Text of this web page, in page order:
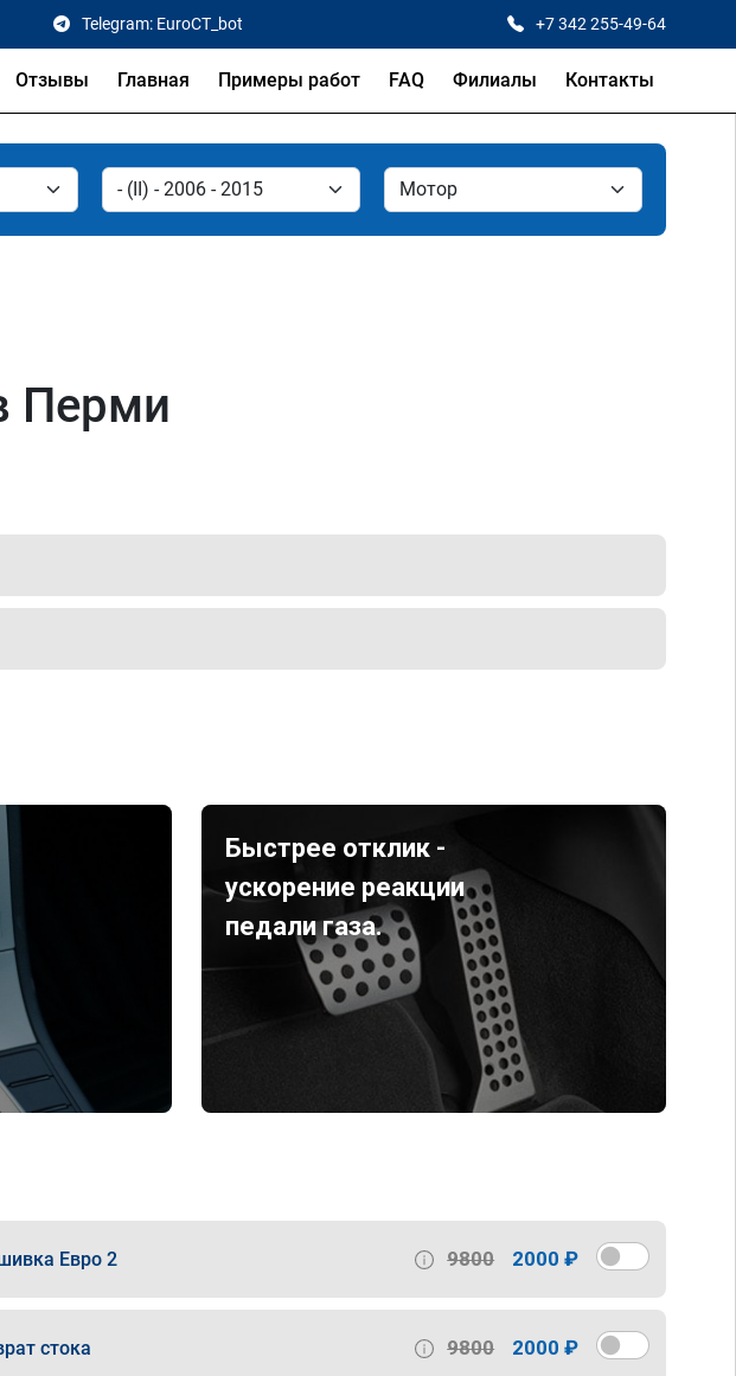
Telegram: EuroCT_bot +7 342 255-49-64
Отзывы Главная Примеры работ FAQ Филиалы Контакты
Перми
Быстрее отклик -
ускорение реакции
педали газа.
Евро 2 9800 2000 ₽
стока 9800 2000 ₽